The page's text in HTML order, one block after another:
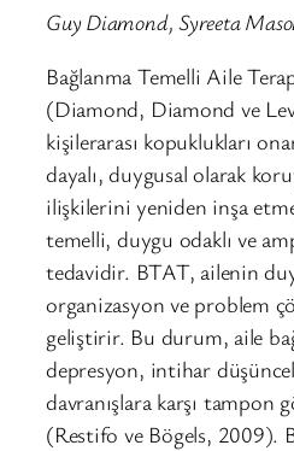
Guy Diamond, Syreeta
Bağlanma Temelli Aile
(Diamond, Diamond ve
kişilerarası kopuklukları
dayalı, duygusal olarak
ilişkilerini yeniden inşa
temelli, duygu odaklı ve
tedavidir. BTAT, ailenin
organizasyon ve problem
geliştirir. Bu durum, aile
depresyon, intihar
davranışlara karşı tampon
(Restifo ve Bögels, 2009).